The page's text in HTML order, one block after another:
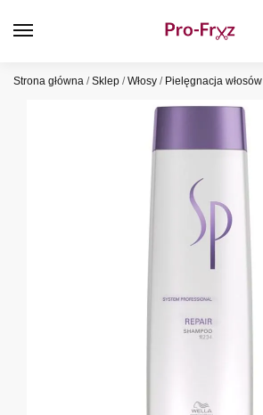
Strona główna /Sklep /Włosy / Pielęgnacja włosów